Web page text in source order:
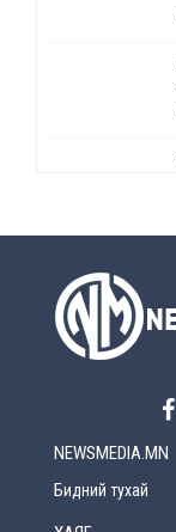
NEWSMEDIA.MN
Бидний тухай